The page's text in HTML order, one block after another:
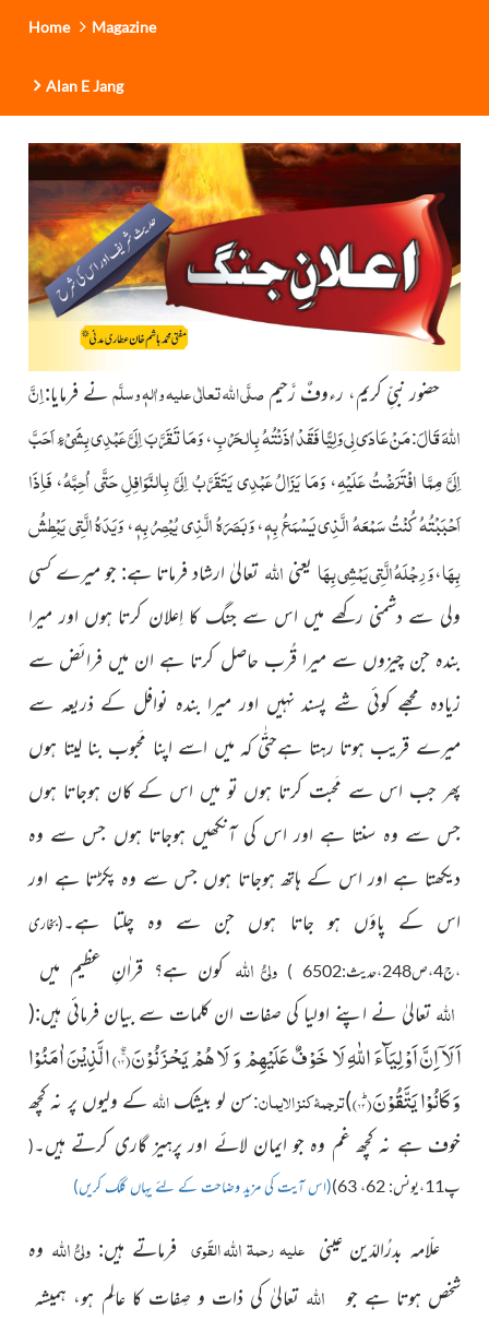
Home Magazine
Alan E Jang
حضور نبیِّ کریم، رءوفٌ رَّحیمصلَّی اللہ تعالٰی علیہ واٰلہٖ وسلَّمنے فرمایا:اِنَّ
اللَّهَ قَالَ:مَنْ عَادَى لِي وَلِيًّا فَقَدْ اٰذَنْتُهُ بِالحَرْبِ،وَمَا تَقَرَّبَ اِلَيَّ عَبْدِي بِشَيْءٍ اَحَبَّ
اِلَيَّ مِمَّا افْتَرَضْتُ عَلَيْهِ،وَمَا يَزَالُ عَبْدِي يَتَقَرَّبُ اِلَيَّ بِالنَّوَافِلِ حَتَّى اُحِبَّهُ،فَاِذَا
اَحْبَبْتُهُ كُنْتُ سَمْعَهُ الَّذِي يَسْمَعُ بِهٖ،وَبَصَرَهُ الَّذِي يُبْصِرُ بِهٖ،وَيَدَهُ الَّتِي يَبْطِشُ
بِهَا،وَرِجْلَهُ الَّتِي يَمْشِي بِهَا یعنی اللہ تعالیٰ ارشاد فرماتا ہے: جو میرے کسی
ولی سے دشمنی رکھے میں اس سے جنگ کا اِعلان کرتا ہوں اور میرا
بندہ جن چیزوں سے میرا قُرب حاصل کرتا ہے ان میں فرائض سے
زیادہ مجھے کوئی شے پسند نہیں اور میرا بندہ نوافل کے ذریعہ سے
میرے قریب ہوتا رہتا ہےحتّٰی کہ میں اسے اپنا مَحبوب بنا لیتا ہوں
پھر جب اس سے مَحبت کرتا ہوں تو میں اس کے کان ہوجاتا ہوں
جس سے وہ سنتا ہے اور اس کی آنکھیں ہوجاتا ہوں جس سے وہ
دیکھتا ہے اور اس کے ہاتھ ہوجاتا ہوں جس سے وہ پکڑتا ہے اور
اس کے پاؤں ہو جاتا ہوں جن سے وہ چلتا ہے۔(بخاری
،ج4،ص248،حدیث:6502 ) ولیُّاللہ کون ہے؟ قراٰنِ عظیم میں
اللہتعالیٰ نے اپنے اولیا کی صفات ان کلمات سے بیان فرمائی ہیں:(
اَلَاۤ اِنَّ اَوْلِیَآءَ اللّٰهِ لَا خَوْفٌ عَلَیْهِمْ وَ لَا هُمْ یَحْزَنُوْنَۚۖ(۶۲) الَّذِیْنَ اٰمَنُوْا
وَ كَانُوْا یَتَّقُوْنَؕ(۶۳)
)ترجمۂ کنز الایمان:سن لو بیشکاللہکے ولیوں پر نہ کچھ
خوف ہے نہ کچھ غم وہ جو ایمان لائے اور پرہیز گاری کرتے ہیں۔(
پ11،یونس: 62، 63)
(اس آیت کی مزید وضاحت کے لئے یہاں کلک کریں)
علّامہ بدرُالدّین عینیعلیہ رحمۃاللہالقَوی فرماتے ہیں: ولیُّاللہ وہ
شخص ہوتا ہے جو اللہ تعالیٰ کی ذات و صِفات کا عالِم ہو، ہمیشہ